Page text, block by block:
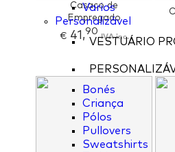
Varios
Personalizável
VESTUÁRIO
Bonés
Criança
Pólos
Pullovers
Sweatshirts
Casaco de
Empregado
€41,90 IVA inc.